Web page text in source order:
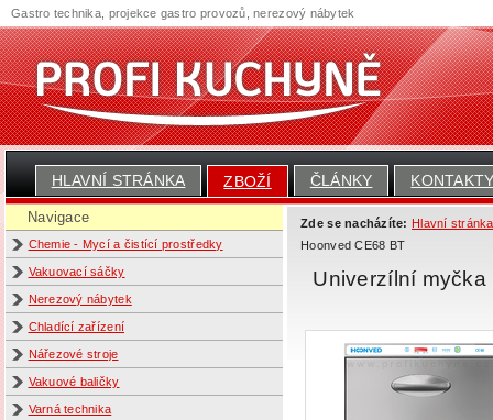
HLAVNÍ STRÁNKA ZBOŽÍ ČLÁNKY
Navigace
Chemie - Mycí a čistící prostředky
Vakuovací sáčky
Nerezový nábytek
Chladící zařízení
Nářezové stroje
Vakuové baličky
Varná technika
Zde se nacházíte: Hlavní stránka
Hoonved CE68 BT
Univerzílní
Gastro technika, projekce gastro provozů, nerezový nábytek